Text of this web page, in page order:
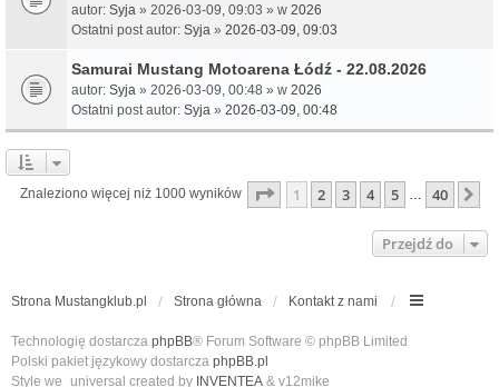
autor: Syja » 2026-03-09, 09:03 » w 2026
Ostatni post autor: Syja » 2026-03-09, 09:03
Samurai Mustang Motoarena Łódź - 22.08.2026
autor: Syja » 2026-03-09, 00:48 » w 2026
Ostatni post autor: Syja » 2026-03-09, 00:48
Znaleziono więcej niż 1000 wyników Strona1 z40
1 2 3 4 5 … 40
Przejdź do
Strona Mustangklub.pl Strona główna Kontakt z nami
Technologię dostarcza phpBB® Forum Software © phpBB Limited
Polski pakiet językowy dostarcza phpBB.pl
Style we_universal created by INVENTEA & v12mike